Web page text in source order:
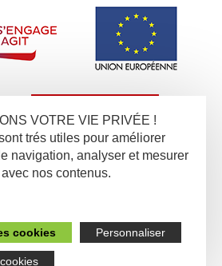
VOTRE VIE PRIVÉE !
trés utiles pour améliorer
navigation, analyser et mesurer
nos contenus.
cookies Personnaliser